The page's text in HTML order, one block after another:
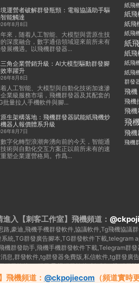
運營者破解群發瓶頸：電報協議助手驅
能觸達
年8月8日
來，随着人工智能、大模型與雲原生技
深度融合，數字通信領域迎來前所未有
展機遇。以飛機群發器...
角企業營銷升級：AI大模型驅動群發腳
率躍升
年8月8日
人工智能、大模型與自動化技術加速滲
業級服務市場，飛機群發器及其配套的
批量拉人手機軟件與腳...
生架構落地：飛機群發器賦能紙飛機炒
器人報價體系升級
年8月7日
字化轉型浪潮奔湧向前的今天，智能通
術與自動化交互方案正以前所未有的速
塑企業運營格局。作爲...
紙飛
紙飛
紙飛
紙飛
紙
紙飛
紙飛
紙飛
群發
飛機
飛機
飛機
飛
飛機
飛機
入【刺客工作室】 飛機頻道：
,豪迪,飛機手機群發軟件,協議軟件,Tg飛機協
統,TG群發廣告腳本,TG群發軟件下載
群發助手,飛機手機群發軟件下載,Telegram
息,群發軟件,tg群發器免費版,私信軟件,tg群發
發軟件,tg 群發,飛機群發軟件破解版下載,群
群發腳本,飛機群發軟件破解版,飛機群發協議
飛機頻道： @ckpojiecom （頻道實時